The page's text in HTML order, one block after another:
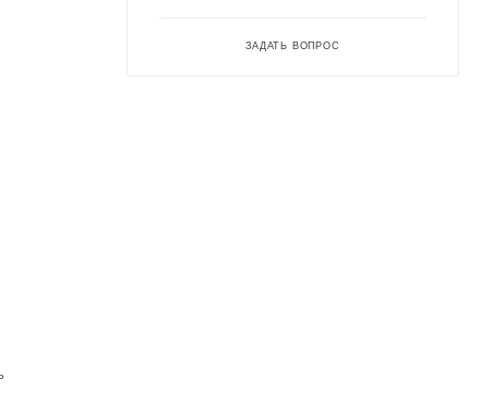
ЗАДАТЬ ВОПРОС